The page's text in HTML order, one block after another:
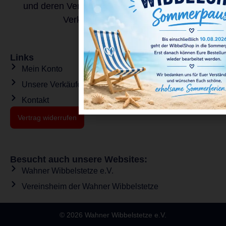
und deren Vertrieb sind alleine die jeweiligen
Verkäufer verantwortlich.
Links
Mein Konto
Unsere Verkäufer
Kontakt
Vertrag widerrufen
Besucht auch unsere Websites:
Wahner Wibbelstetze e.V.
Vereinsheim der Wahner Wibbelstetze
© 2026 Wahner Wibbelstetze e.V.